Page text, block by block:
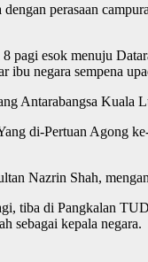
perasaan
esok menuju
negara sempena
Antarabangsa
di-Pertuan Agong
Nazrin Shah,
tiba di Pangkalan
sebagai kepala negara.